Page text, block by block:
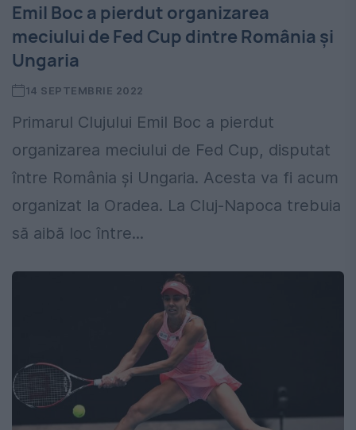
Emil Boc a pierdut organizarea
meciului de Fed Cup dintre România și
Ungaria
14 SEPTEMBRIE 2022
Primarul Clujului Emil Boc a pierdut
organizarea meciului de Fed Cup, disputat
între România și Ungaria. Acesta va fi acum
organizat la Oradea. La Cluj-Napoca trebuia
să aibă loc între...